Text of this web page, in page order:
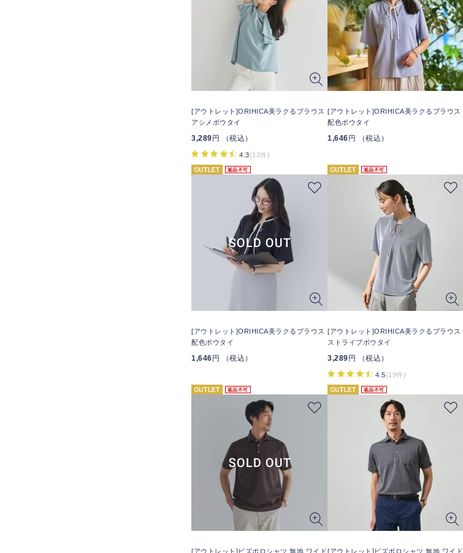
[アウトレット]ORIHICA美ラクるブラウス
アシメボウタイ
3,289 円 （税込）
4.3(12件)
[アウトレット]ORIHICA美ラクるブラウス
配色ボウタイ
1,646 円 （税込）
返品不可
[アウトレット]ORIHICA美ラクるブラウス
配色ボウタイ
1,646 円 （税込）
返品不可
[アウトレット]ORIHICA美ラクるブラウス
ストライプボウタイ
3,289 円 （税込）
4.5(19件)
返品不可
[アウトレット]ビズポロシャツ 無地 ワイド
返品不可
[アウトレット]ビズポロシャツ 無地 ワイド